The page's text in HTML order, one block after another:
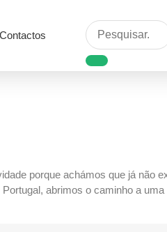
Contactos
porque achámos que já não
abrimos o caminho a